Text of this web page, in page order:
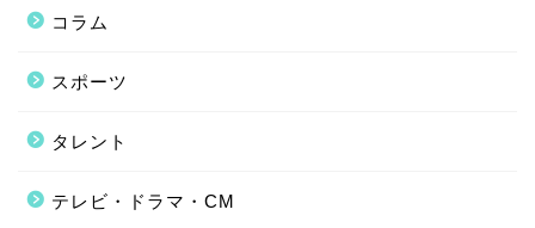
コラム
スポーツ
タレント
テレビ・ドラマ・CM